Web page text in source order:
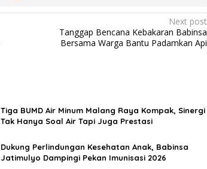
Next post
Tanggap Bencana Kebakaran Babinsa
Bersama Warga Bantu Padamkan Api
Tiga BUMD Air Minum Malang Raya Kompak, Sinergi
Tak Hanya Soal Air Tapi Juga Prestasi
Dukung Perlindungan Kesehatan Anak, Babinsa
Jatimulyo Dampingi Pekan Imunisasi 2026